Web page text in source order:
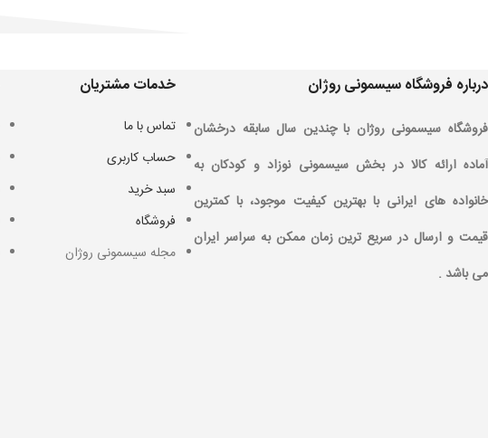
درباره فروشگاه سیسمونی روژان
فروشگاه سیسمونی روژان با چندین سال سابقه درخشان
آماده ارائه کالا در بخش سیسمونی نوزاد و کودکان به
خانواده های ایرانی با بهترین کیفیت موجود، با کمترین
قیمت و ارسال در سریع ترین زمان ممکن به سراسر ایران
می باشد .
خدمات مشتریان
تماس با ما
حساب کاربری
سبد خرید
فروشگاه
مجله سیسمونی روژان